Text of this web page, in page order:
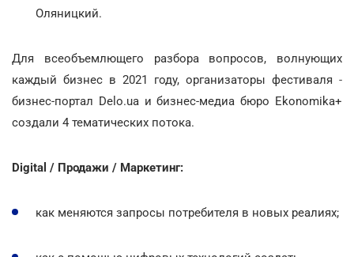
Оляницкий.
Для всеобъемлющего разбора вопросов, волнующих
каждый бизнес в 2021 году, организаторы фестиваля -
бизнес-портал Delo.ua и бизнес-медиа бюро Еkonomika+
создали 4 тематических потока.
Digital / Продажи / Маркетинг:
как меняются запросы потребителя в новых реалиях;